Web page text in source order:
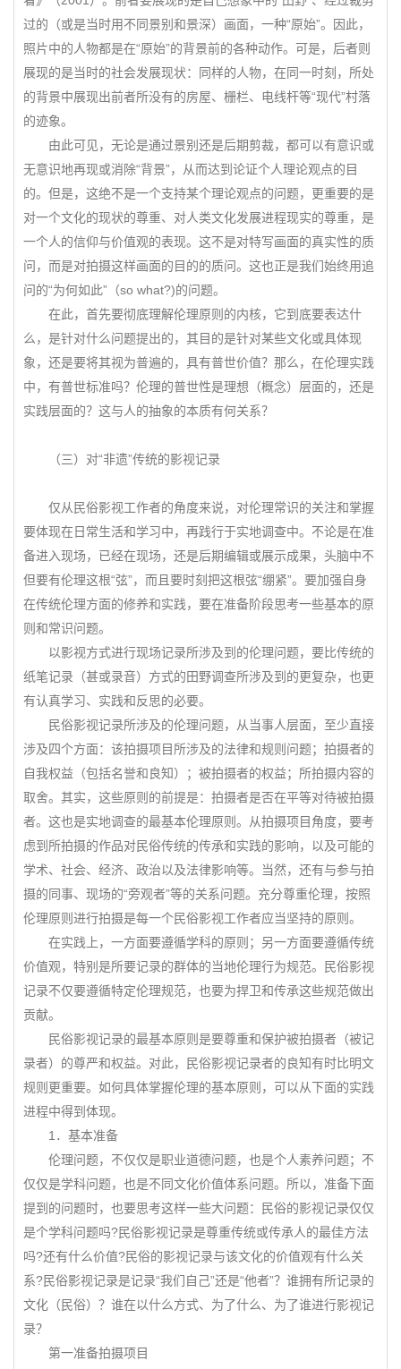
过的（或是当时用不同景别和景深）画面，一种“原始”。因此，
照片中的人物都是在“原始”的背景前的各种动作。可是，后者则
展现的是当时的社会发展现状：同样的人物，在同一时刻，所处
的背景中展现出前者所没有的房屋、栅栏、电线杆等“现代”村落
的迹象。
由此可见，无论是通过景别还是后期剪裁，都可以有意识或
无意识地再现或消除“背景”，从而达到论证个人理论观点的目
的。但是，这绝不是一个支持某个理论观点的问题，更重要的是
对一个文化的现状的尊重、对人类文化发展进程现实的尊重，是
一个人的信仰与价值观的表现。这不是对特写画面的真实性的质
问，而是对拍摄这样画面的目的的质问。这也正是我们始终用追
问的“为何如此”（so what?)的问题。
在此，首先要彻底理解伦理原则的内核，它到底要表达什
么，是针对什么问题提出的，其目的是针对某些文化或具体现
象，还是要将其视为普遍的，具有普世价值？那么，在伦理实践
中，有普世标准吗？伦理的普世性是理想（概念）层面的，还是
实践层面的？这与人的抽象的本质有何关系？
（三）对“非遗”传统的影视记录
仅从民俗影视工作者的角度来说，对伦理常识的关注和掌握
要体现在日常生活和学习中，再践行于实地调查中。不论是在准
备进入现场，已经在现场，还是后期编辑或展示成果，头脑中不
但要有伦理这根“弦”，而且要时刻把这根弦“绷紧”。要加强自身
在传统伦理方面的修养和实践，要在准备阶段思考一些基本的原
则和常识问题。
以影视方式进行现场记录所涉及到的伦理问题，要比传统的
纸笔记录（甚或录音）方式的田野调查所涉及到的更复杂，也更
有认真学习、实践和反思的必要。
民俗影视记录所涉及的伦理问题，从当事人层面，至少直接
涉及四个方面：该拍摄项目所涉及的法律和规则问题；拍摄者的
自我权益（包括名誉和良知）；被拍摄者的权益；所拍摄内容的
取舍。其实，这些原则的前提是：拍摄者是否在平等对待被拍摄
者。这也是实地调查的最基本伦理原则。从拍摄项目角度，要考
虑到所拍摄的作品对民俗传统的传承和实践的影响，以及可能的
学术、社会、经济、政治以及法律影响等。当然，还有与参与拍
摄的同事、现场的“旁观者”等的关系问题。充分尊重伦理，按照
伦理原则进行拍摄是每一个民俗影视工作者应当坚持的原则。
在实践上，一方面要遵循学科的原则；另一方面要遵循传统
价值观，特别是所要记录的群体的当地伦理行为规范。民俗影视
记录不仅要遵循特定伦理规范，也要为捍卫和传承这些规范做出
贡献。
民俗影视记录的最基本原则是要尊重和保护被拍摄者（被记
录者）的尊严和权益。对此，民俗影视记录者的良知有时比明文
规则更重要。如何具体掌握伦理的基本原则，可以从下面的实践
进程中得到体现。
1．基本准备
伦理问题，不仅仅是职业道德问题，也是个人素养问题；不
仅仅是学科问题，也是不同文化价值体系问题。所以，准备下面
提到的问题时，也要思考这样一些大问题：民俗的影视记录仅仅
是个学科问题吗?民俗影视记录是尊重传统或传承人的最佳方法
吗?还有什么价值?民俗的影视记录与该文化的价值观有什么关
系?民俗影视记录是记录“我们自己”还是“他者”？谁拥有所记录的
文化（民俗）？谁在以什么方式、为了什么、为了谁进行影视记
录？
第一准备拍摄项目